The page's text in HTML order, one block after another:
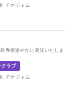
: チケジャム
券後速やかに発送いたしま
クラブ
: チケジャム